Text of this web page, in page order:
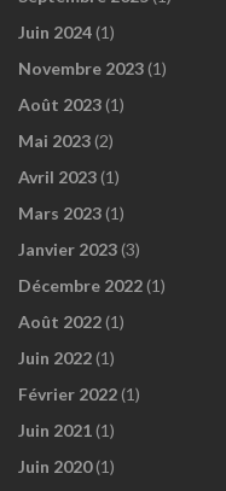
Juin 2024 (1)
Novembre 2023 (1)
Août 2023 (1)
Mai 2023 (2)
Avril 2023 (1)
Mars 2023 (1)
Janvier 2023 (3)
Décembre 2022 (1)
Août 2022 (1)
Juin 2022 (1)
Février 2022 (1)
Juin 2021 (1)
Juin 2020(1)